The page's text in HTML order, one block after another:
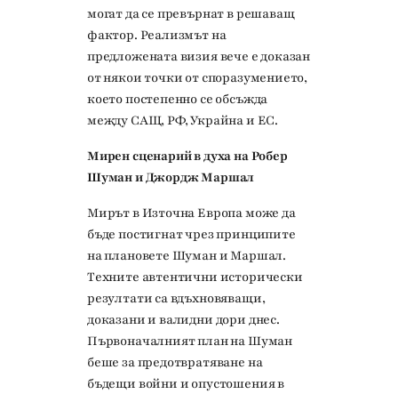
могат да се превърнат в решаващ
фактор. Реализмът на
предложената визия вече е доказан
от някои точки от споразумението,
което постепенно се обсъжда
между САЩ, РФ, Украйна и ЕС.
Мирен сценарий в духа на Робер
Шуман и Джордж Маршал
Мирът в Източна Европа може да
бъде постигнат чрез принципите
на плановете Шуман и Маршал.
Техните автентични исторически
резултати са вдъхновяващи,
доказани и валидни дори днес.
Първоначалният план на Шуман
беше за предотвратяване на
бъдещи войни и опустошения в